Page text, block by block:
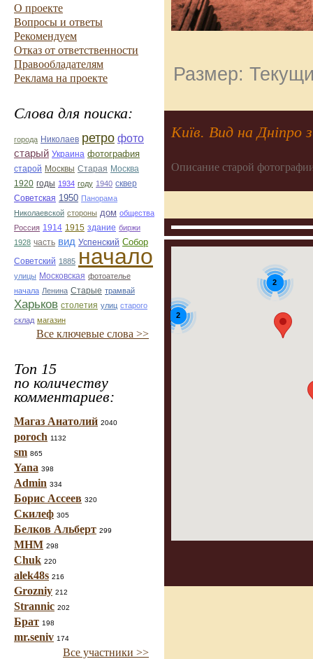
О проекте
Вопросы и ответы
Рекомендуем
Отказ от ответственности
Правообладателям
Реклама на проекте
Слова для поиска:
города Николаев ретро фото
старый Украина фотография
старой Москвы Старая Москва
1920 годы 1934 году 1940 сквер
Советская 1950 Панорама
Николаевской стороны дом общества
Россия 1914 1915 здание биржи
1928 часть вид Успенский Собор
Советский 1885 начало
улицы Московская фотоателье
начала Ленина Старые трамвай
Харьков столетия улиц старого
склад магазин
Все ключевые слова >>
Топ 15
по количеству
комментариев:
Магаз Анатолий 2040
poroch 1132
sm 865
Yana 398
Admin 334
Борис Ассеев 320
Скилеф 305
Белков Альберт 299
МНМ 298
Chuk 220
alek48s 216
Grozniy 212
Strannic 202
Брат 198
mr.seniv 174
Все участники >>
Размер:
Київ. Вид на Дніпро
Описание старой
2
2